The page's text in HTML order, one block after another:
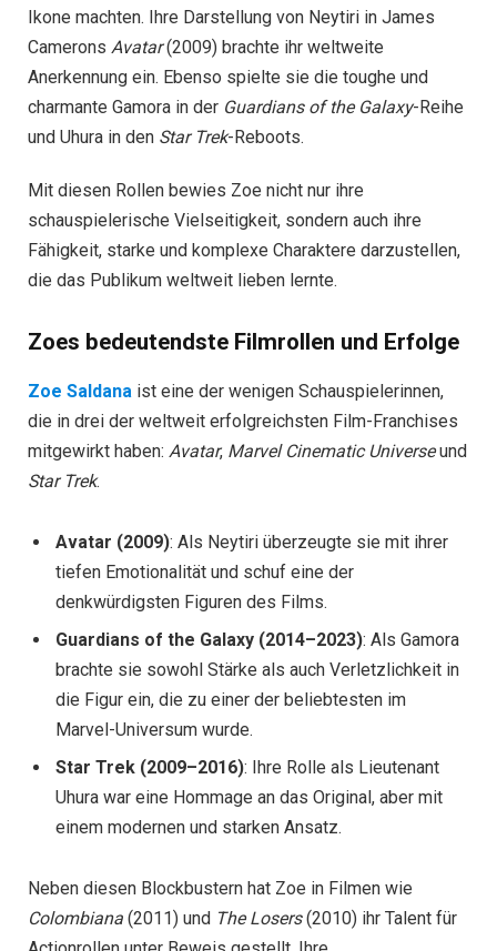
Ikone machten. Ihre Darstellung von Neytiri in James
Camerons Avatar(2009) brachte ihr weltweite
Anerkennung ein. Ebenso spielte sie die toughe und
charmante Gamora in der Guardians of the Galaxy-Reihe
und Uhura in den Star Trek-Reboots.
Mit diesen Rollen bewies Zoe nicht nur ihre
schauspielerische Vielseitigkeit, sondern auch ihre
Fähigkeit, starke und komplexe Charaktere darzustellen,
die das Publikum weltweit lieben lernte.
Zoes bedeutendste Filmrollen und Erfolge
Zoe Saldana ist eine der wenigen Schauspielerinnen,
die in drei der weltweit erfolgreichsten Film-Franchises
mitgewirkt haben: Avatar, Marvel Cinematic Universeund
Star Trek.
Avatar (2009): Als Neytiri überzeugte sie mit ihrer
tiefen Emotionalität und schuf eine der
denkwürdigsten Figuren des Films.
Guardians of the Galaxy (2014–2023): Als Gamora
brachte sie sowohl Stärke als auch Verletzlichkeit in
die Figur ein, die zu einer der beliebtesten im
Marvel-Universum wurde.
Star Trek (2009–2016): Ihre Rolle als Lieutenant
Uhura war eine Hommage an das Original, aber mit
einem modernen und starken Ansatz.
Neben diesen Blockbustern hat Zoe in Filmen wie
Colombiana (2011) und The Losers(2010) ihr Talent für